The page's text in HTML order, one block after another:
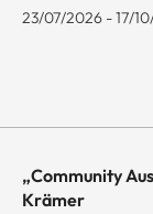
23/07/2026 - 17/
„Community
Krämer